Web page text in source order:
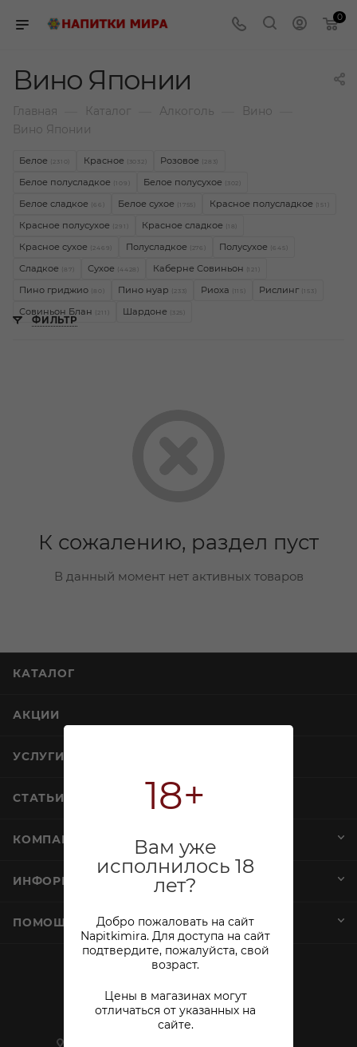
18+
Вам уже
исполнилось 18
лет?
Добро пожаловать на сайт
Napitkimira. Для доступа на сайт
подтвердите, пожалуйста, свой
возраст.
Цены в магазинах могут
отличаться от указанных на
сайте.
0
Вино Японии
Главная Каталог Алкоголь Вино
Вино Японии
Белое (2310) Красное (3032) Розовое (283)
Белое полусладкое (109) Белое полусухое (302)
Белое сладкое Белое сухое (1755) Красное полусладкое (151)
Красное полусухое (291) Красное сладкое (18)
Красное сухое (2469) Полусладкое (276) Полусухое (645)
Сладкое (87) Сухое (4428) Каберне Совиньон (121)
Пино гриджио (80) Пино нуар (233) Риоха (115) Рислинг (153)
Совиньон Блан (211) Шардоне (325)
ФИЛЬТР
К сожалению, раздел пуст
В данный момент нет активных товаров
КАТАЛОГ
АКЦИИ
УСЛУГИ
СТАТЬИ
КОМПАНИЯ
ИНФОРМАЦИЯ
ПОМОЩЬ И СЕРВИСЫ
sekretar@napitkimira.com